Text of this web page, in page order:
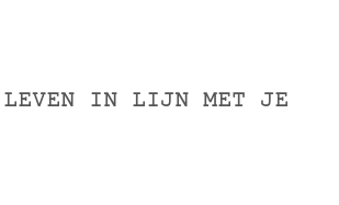
LEVEN IN LIJN MET JE